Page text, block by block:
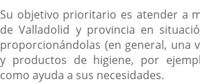
Su objetivo prioritario es atender a
de Valladolid y provincia en
proporcionándolas (en general, una
y productos de higiene, por
como ayuda a sus necesidades.